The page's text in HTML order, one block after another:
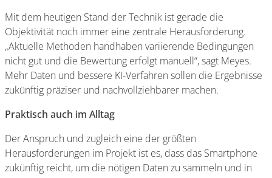
Mit dem heutigen Stand der Technik ist gerade die
Objektivität noch immer eine zentrale Herausforderung.
„Aktuelle Methoden handhaben variierende Bedingungen
nicht gut und die Bewertung erfolgt manuell“, sagt Meyes.
Mehr Daten und bessere KI-Verfahren sollen die Ergebnisse
zukünftig präziser und nachvollziehbarer machen.
Praktisch auch im Alltag
Der Anspruch und zugleich eine der größten
Herausforderungen im Projekt ist es, dass das Smartphone
zukünftig reicht, um die nötigen Daten zu sammeln und in